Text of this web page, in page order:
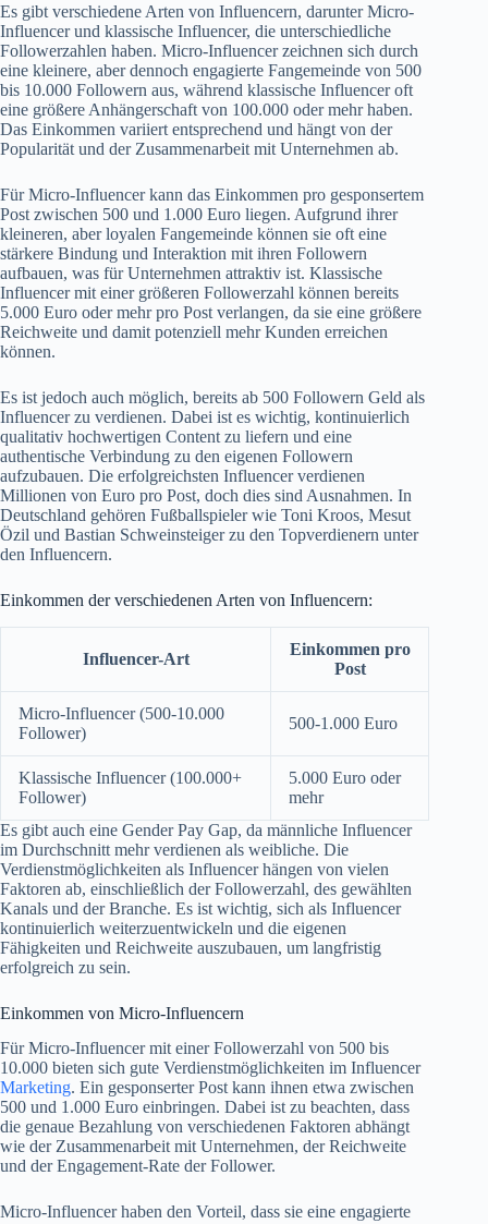
Es gibt verschiedene Arten von Influencern, darunter Micro-
Influencer und klassische Influencer, die unterschiedliche
Followerzahlen haben. Micro-Influencer zeichnen sich durch
eine kleinere, aber dennoch engagierte Fangemeinde von 500
bis 10.000 Followern aus, während klassische Influencer oft
eine größere Anhängerschaft von 100.000 oder mehr haben.
Das Einkommen variiert entsprechend und hängt von der
Popularität und der Zusammenarbeit mit Unternehmen ab.
Für Micro-Influencer kann das Einkommen pro gesponsertem
Post zwischen 500 und 1.000 Euro liegen. Aufgrund ihrer
kleineren, aber loyalen Fangemeinde können sie oft eine
stärkere Bindung und Interaktion mit ihren Followern
aufbauen, was für Unternehmen attraktiv ist. Klassische
Influencer mit einer größeren Followerzahl können bereits
5.000 Euro oder mehr pro Post verlangen, da sie eine größere
Reichweite und damit potenziell mehr Kunden erreichen
können.
Es ist jedoch auch möglich, bereits ab 500 Followern Geld als
Influencer zu verdienen. Dabei ist es wichtig, kontinuierlich
qualitativ hochwertigen Content zu liefern und eine
authentische Verbindung zu den eigenen Followern
aufzubauen. Die erfolgreichsten Influencer verdienen
Millionen von Euro pro Post, doch dies sind Ausnahmen. In
Deutschland gehören Fußballspieler wie Toni Kroos, Mesut
Özil und Bastian Schweinsteiger zu den Topverdienern unter
den Influencern.
Einkommen der verschiedenen Arten von Influencern:
Influencer-Art
Einkommen pro
Post
Micro-Influencer (500-10.000
Follower)
500-1.000 Euro
Klassische Influencer (100.000+
Follower)
5.000 Euro oder
mehr
Es gibt auch eine Gender Pay Gap, da männliche Influencer
im Durchschnitt mehr verdienen als weibliche. Die
Verdienstmöglichkeiten als Influencer hängen von vielen
Faktoren ab, einschließlich der Followerzahl, des gewählten
Kanals und der Branche. Es ist wichtig, sich als Influencer
kontinuierlich weiterzuentwickeln und die eigenen
Fähigkeiten und Reichweite auszubauen, um langfristig
erfolgreich zu sein.
Einkommen von Micro-Influencern
Für Micro-Influencer mit einer Followerzahl von 500 bis
10.000 bieten sich gute Verdienstmöglichkeiten im Influencer
Marketing. Ein gesponserter Post kann ihnen etwa zwischen
500 und 1.000 Euro einbringen. Dabei ist zu beachten, dass
die genaue Bezahlung von verschiedenen Faktoren abhängt
wie der Zusammenarbeit mit Unternehmen, der Reichweite
und der Engagement-Rate der Follower.
Micro-Influencer haben den Vorteil, dass sie eine engagierte